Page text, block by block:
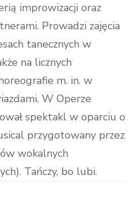
improwizacji oraz
Prowadzi zajęcia
tanecznych w
na licznych
m. in. w
W Operze
spektakl w oparciu o
przygotowany przez
wokalnych
Tańczy, bo lubi.